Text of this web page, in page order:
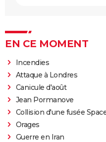
EN CE MOMENT
Incendies
Attaque à Londres
Canicule d'août
Jean Pormanove
Collision d'une fusée
Orages
Guerre en Iran